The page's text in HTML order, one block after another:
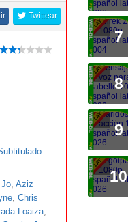
Twittear
, Aziz
, Chris
Loaiza,
7
8
9
10